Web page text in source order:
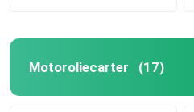
Motoroliecarter (17)